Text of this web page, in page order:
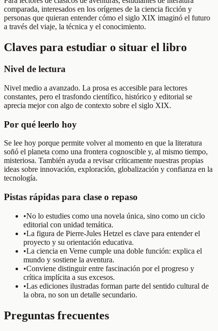
comparada, interesados en los orígenes de la ciencia ficción y
personas que quieran entender cómo el siglo XIX imaginó el futuro
a través del viaje, la técnica y el conocimiento.
Claves para estudiar o situar el libro
Nivel de lectura
Nivel medio a avanzado. La prosa es accesible para lectores
constantes, pero el trasfondo científico, histórico y editorial se
aprecia mejor con algo de contexto sobre el siglo XIX.
Por qué leerlo hoy
Se lee hoy porque permite volver al momento en que la literatura
soñó el planeta como una frontera cognoscible y, al mismo tiempo,
misteriosa. También ayuda a revisar críticamente nuestras propias
ideas sobre innovación, exploración, globalización y confianza en la
tecnología.
Pistas rápidas para clase o repaso
•No lo estudies como una novela única, sino como un ciclo
editorial con unidad temática.
•La figura de Pierre-Jules Hetzel es clave para entender el
proyecto y su orientación educativa.
•La ciencia en Verne cumple una doble función: explica el
mundo y sostiene la aventura.
•Conviene distinguir entre fascinación por el progreso y
crítica implícita a sus excesos.
•Las ediciones ilustradas forman parte del sentido cultural de
la obra, no son un detalle secundario.
Preguntas frecuentes